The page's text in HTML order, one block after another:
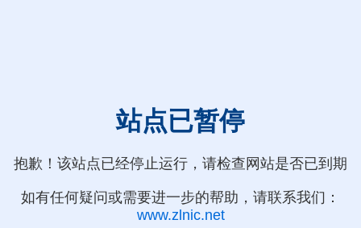
站点已暂停
抱歉！该站点已经停止运行，请检查网站是否已到期
如有任何疑问或需要进一步的帮助，请联系我们：
www.zlnic.net